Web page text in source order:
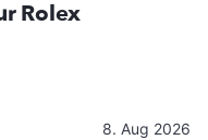
Rolex
8. Aug 2026